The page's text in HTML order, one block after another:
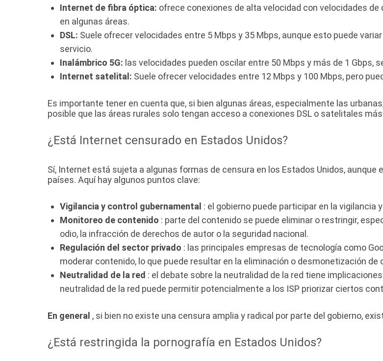
Internet de fibra óptica: ofrece conexiones de alta velocidad con velocidades
en algunas áreas.
DSL: Suele ofrecer velocidades entre 5 Mbps y 35 Mbps, aunque esto puede
servicio.
Inalámbrico 5G: las velocidades pueden oscilar entre 50 Mbps y más de 1 Gbps,
Internet satelital: Suele ofrecer velocidades entre 12 Mbps y 100 Mbps, pero
Es importante tener en cuenta que, si bien algunas áreas, especialmente las
posible que las áreas rurales solo tengan acceso a conexiones DSL o satelitales
¿Está Internet censurado en Estados Unidos?
Sí, Internet está sujeta a algunas formas de censura en los Estados Unidos,
países. Aquí hay algunos puntos clave:
Vigilancia y control gubernamental : el gobierno puede participar en la vigilancia
Monitoreo de contenido : parte del contenido se puede eliminar o restringir,
odio, la infracción de derechos de autor o la seguridad nacional.
Regulación del sector privado : las principales empresas de tecnología como
moderar contenido, lo que puede resultar en la eliminación o desmonetización
Neutralidad de la red : el debate sobre la neutralidad de la red tiene
neutralidad de la red puede permitir potencialmente a los ISP priorizar ciertos
En general , si bien no existe una censura amplia y radical por parte del gobierno,
¿Está restringida la pornografía en Estados Unidos?